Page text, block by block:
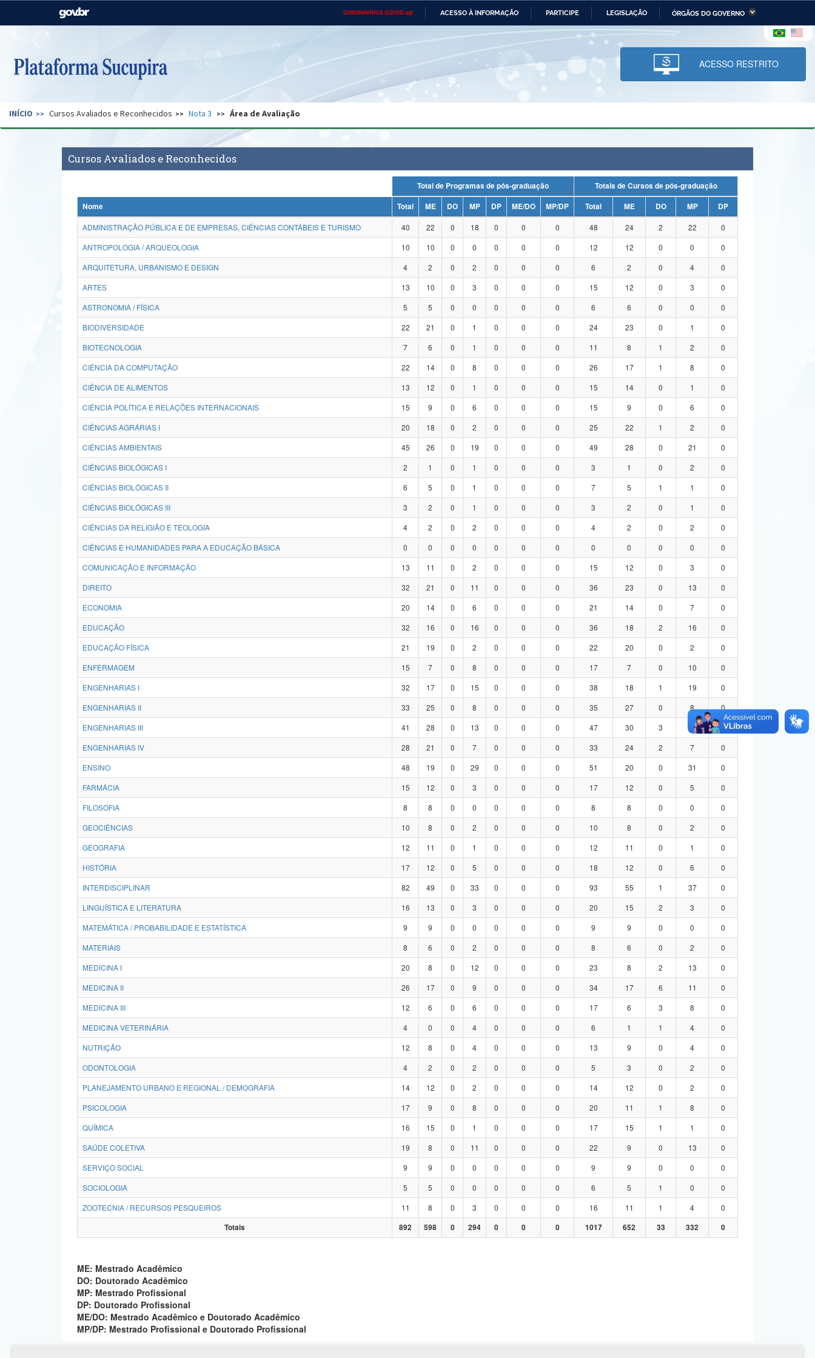
CORONAVÍRUS (COVID-19) ACESSO À INFORMAÇÃO PARTICIPE LEGISLAÇÃO ÓRGÃOS DO GOVERNO
Casa Civil Ministério das Relações Ministério da Economia Ministério da Infraestrutura
Pecuária e Abastecimento
Ministério da Ciência,
Tecnologia, Inovações e
Comunicações
Ministério do Desenvolvimento
Regional e dos Direitos Humanos
Secretaria de Governo Gabinete de Segurança Advocacia-Geral da União Banco Central do Brasil Planalto
ACESSO RESTRITO
INÍCIO Cursos Avaliados e Reconhecidos Nota 3 Área de Avaliação
Cursos Avaliados e Reconhecidos
Total de Programas de pós-graduação
Totais de Cursos de pós-graduação
Nome
Total ME DO MP DP ME/DO MP/DP Total ME DO MP
DP
ADMINISTRAÇÃO PÚBLICA E DE EMPRESAS, CIÊNCIAS CONTÁBEIS E TURISMO
40 22 0 18 0 0 0 48 24 2 22
0
ANTROPOLOGIA / ARQUEOLOGIA
10 10 0 0 0 0 0 12 12 0 0
0
ARQUITETURA, URBANISMO E DESIGN
4 2 0 2 0 0 0 6 2 0 4
0
ARTES
13 10 0 3 0 0 0 15 12 0 3
0
ASTRONOMIA / FÍSICA
5 5 0 0 0 0 0 6 6 0 0
0
BIODIVERSIDADE
22 21 0 1 0 0 0 24 23 0 1
0
BIOTECNOLOGIA
7 6 0 1 0 0 0 11 8 1 2
0
CIÊNCIA DA COMPUTAÇÃO
22 14 0 8 0 0 0 26 17 1 8
0
CIÊNCIA DE ALIMENTOS
13 12 0 1 0 0 0 15 14 0 1
0
CIÊNCIA POLÍTICA E RELAÇÕES INTERNACIONAIS
15 9 0 6 0 0 0 15 9 0 6
0
CIÊNCIAS AGRÁRIAS I
20 18 0 2 0 0 0 25 22 1 2
0
CIÊNCIAS AMBIENTAIS
45 26 0 19 0 0 0 49 28 0 21
0
CIÊNCIAS BIOLÓGICAS I
2 1 0 1 0 0 0 3 1 0 2
0
CIÊNCIAS BIOLÓGICAS II
6 5 0 1 0 0 0 7 5 1 1
0
CIÊNCIAS BIOLÓGICAS III
3 2 0 1 0 0 0 3 2 0 1
0
CIÊNCIAS DA RELIGIÃO E TEOLOGIA
4 2 0 2 0 0 0 4 2 0 2
0
CIÊNCIAS E HUMANIDADES PARA A EDUCAÇÃO BÁSICA
0 0 0 0 0 0 0 0 0 0 0
0
COMUNICAÇÃO E INFORMAÇÃO
13 11 0 2 0 0 0 15 12 0 3
0
DIREITO
32 21 0 11 0 0 0 36 23 0 13
0
ECONOMIA
20 14 0 6 0 0 0 21 14 0 7
0
EDUCAÇÃO
32 16 0 16 0 0 0 36 18 2 16
0
EDUCAÇÃO FÍSICA
21 19 0 2 0 0 0 22 20 0 2
0
ENFERMAGEM
15 7 0 8 0 0 0 17 7 0 10
0
ENGENHARIAS I
32 17 0 15 0 0 0 38 18 1 19
0
ENGENHARIAS II
33 25 0 8 0 0 0 35 27 0 8
0
ENGENHARIAS III
41 28 0 13 0 0 0 47 30 3 14
0
ENGENHARIAS IV
28 21 0 7 0 0 0 33 24 2 7
0
ENSINO
48 19 0 29 0 0 0 51 20 0 31
0
FARMÁCIA
15 12 0 3 0 0 0 17 12 0 5
0
FILOSOFIA
8 8 0 0 0 0 0 8 8 0 0
0
GEOCIÊNCIAS
10 8 0 2 0 0 0 10 8 0 2
0
GEOGRAFIA
12 11 0 1 0 0 0 12 11 0 1
0
HISTÓRIA
17 12 0 5 0 0 0 18 12 0 6
0
INTERDISCIPLINAR
82 49 0 33 0 0 0 93 55 1 37
0
LINGUÍSTICA E LITERATURA
16 13 0 3 0 0 0 20 15 2 3
0
MATEMÁTICA / PROBABILIDADE E ESTATÍSTICA
9 9 0 0 0 0 0 9 9 0 0
0
MATERIAIS
8 6 0 2 0 0 0 8 6 0 2
0
MEDICINA I
20 8 0 12 0 0 0 23 8 2 13
0
MEDICINA II
26 17 0 9 0 0 0 34 17 6 11
0
MEDICINA III
12 6 0 6 0 0 0 17 6 3 8
0
MEDICINA VETERINÁRIA
4 0 0 4 0 0 0 6 1 1 4
0
NUTRIÇÃO
12 8 0 4 0 0 0 13 9 0 4
0
ODONTOLOGIA
4 2 0 2 0 0 0 5 3 0 2
0
PLANEJAMENTO URBANO E REGIONAL / DEMOGRAFIA
14 12 0 2 0 0 0 14 12 0 2
0
PSICOLOGIA
17 9 0 8 0 0 0 20 11 1 8
0
QUÍMICA
16 15 0 1 0 0 0 17 15 1 1
0
SAÚDE COLETIVA
19 8 0 11 0 0 0 22 9 0 13
0
SERVIÇO SOCIAL
9 9 0 0 0 0 0 9 9 0 0
0
SOCIOLOGIA
5 5 0 0 0 0 0 6 5 1 0
0
ZOOTECNIA / RECURSOS PESQUEIROS
11 8 0 3 0 0 0 16 11 1 4
0
Totais
892 598 0 294 0 0 0 1017 652 33 332 0
ME: Mestrado Acadêmico
DO: Doutorado Acadêmico
MP: Mestrado Profissional
DP: Doutorado Profissional
ME/DO: Mestrado Acadêmico e Doutorado Acadêmico
MP/DP: Mestrado Profissional e Doutorado Profissional